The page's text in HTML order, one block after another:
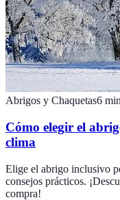
Abrigos y Chaquetas6 min
Cómo elegir el
clima
Elige el abrigo inclusivo
consejos prácticos.
compra!